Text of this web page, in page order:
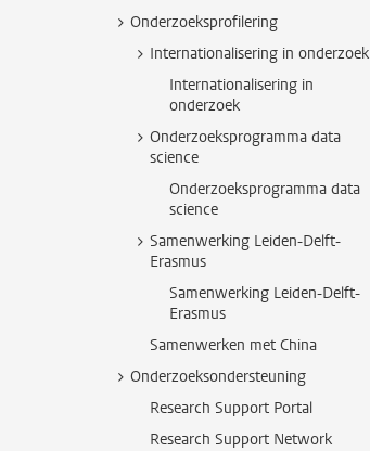
Onderzoeksprofilering
Internationalisering in onderzoek
Internationalisering in
onderzoek
Onderzoeksprogramma data
science
Onderzoeksprogramma data
science
Samenwerking Leiden-Delft-
Erasmus
Samenwerking Leiden-Delft-
Erasmus
Samenwerken met China
Onderzoeksondersteuning
Research Support Portal
Research Support Network